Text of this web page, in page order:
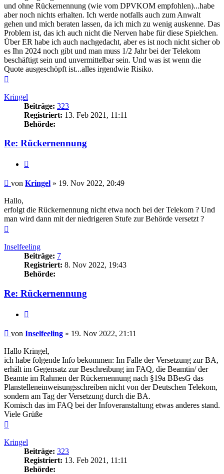
und ohne Rückernennung (wie vom DPVKOM empfohlen)...habe
aber noch nichts erhalten. Ich werde notfalls auch zum Anwalt
gehen und mich beraten lassen, da ich mich zu wenig auskenne. Das
Problem ist, das ich auch nicht die Nerven habe für diese Spielchen.
Über ER habe ich auch nachgedacht, aber es ist noch nicht sicher ob
es Ihn 2024 noch gibt und man muss 1/2 Jahr bei der Telekom
beschäftigt sein und unvermittelbar sein. Und was ist wenn die
Quote ausgeschöpft ist...alles irgendwie Risiko.
Kringel
Beiträge: 323
Registriert: 13. Feb 2021, 11:11
Behörde:
Re: Rückernennung
Beitrag
von Kringel » 19. Nov 2022, 20:49
Hallo,
erfolgt die Rückernennung nicht etwa noch bei der Telekom ? Und
man wird dann mit der niedrigeren Stufe zur Behörde versetzt ?
Inselfeeling
Beiträge: 7
Registriert: 8. Nov 2022, 19:43
Behörde:
Re: Rückernennung
Beitrag
von Inselfeeling » 19. Nov 2022, 21:11
Hallo Kringel,
ich habe folgende Info bekommen: Im Falle der Versetzung zur BA,
erhält im Gegensatz zur Beschreibung im FAQ, die Beamtin/ der
Beamte im Rahmen der Rückernennung nach §19a BBesG das
Planstelleneinweisungsschreiben nicht von der Deutschen Telekom,
sondern am Tag der Versetzung durch die BA.
Komisch das im FAQ bei der Infoveranstaltung etwas anderes stand.
Viele Grüße
Kringel
Beiträge: 323
Registriert: 13. Feb 2021, 11:11
Behörde: